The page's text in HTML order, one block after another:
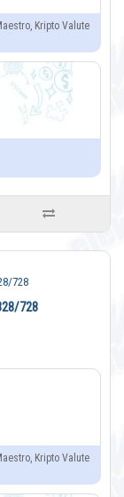
Kripto Valute
728
Kripto Valute